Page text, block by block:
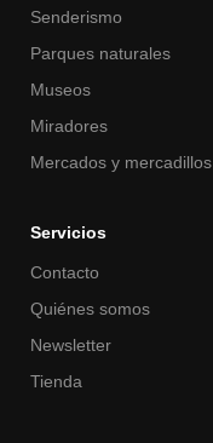
Senderismo
Parques naturales
Museos
Miradores
Mercados y mercadillos
Servicios
Contacto
Quiénes somos
Newsletter
Tienda